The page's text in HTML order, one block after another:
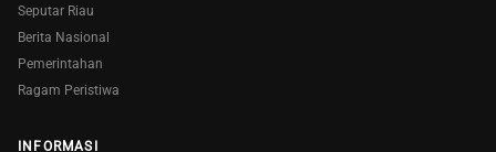
Seputar Riau
Berita Nasional
Pemerintahan
Ragam Peristiwa
INFORMASI